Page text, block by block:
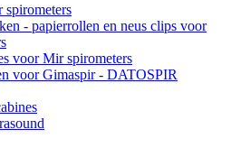
spirometers
- papierrollen en neus clips voor
voor Mir spirometers
voor Gimaspir - DATOSPIR